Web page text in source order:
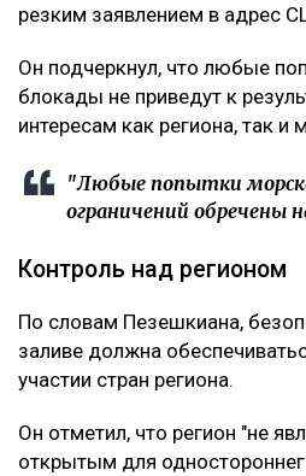
резким заявлением в адрес
Он подчеркнул, что любые
блокады не приведут к
интересам как региона, так
"Любые попытки
ограничений обречены
Контроль над регионом
По словам Пезешкиана,
заливе должна
участии стран региона.
Он отметил, что регион "не
открытым для